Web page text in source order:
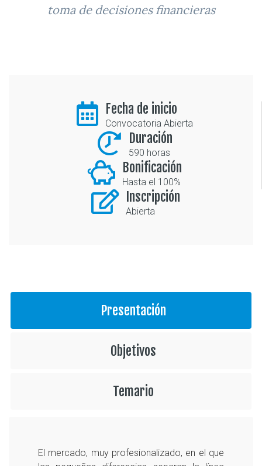
toma de decisiones financieras
Fecha de inicio
Convocatoria Abierta
Duración
590 horas
Bonificación
Hasta el 100%
Inscripción
Abierta
Presentación
Objetivos
Temario
El mercado, muy profesionalizado, en el que